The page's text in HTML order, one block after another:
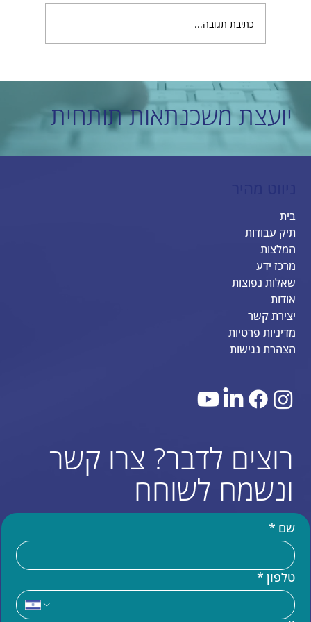
יועצת משכנתאות תותחית
כתיבת תגובה...
בית
תיק עבודות
המלצות
מרכז ידע
שאלות נפוצות
אודות
יצירת קשר
מדיניות פרטיות
הצהרת נגישות
שם *
טלפון *
רוצים לדבר? צרו קשר
ונשמח לשוחח